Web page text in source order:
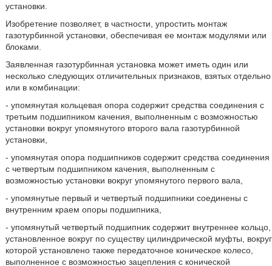
установки.
Изобретение позволяет, в частности, упростить монтаж
газотурбинной установки, обеспечивая ее монтаж модулями или
блоками.
Заявленная газотурбинная установка может иметь один или
несколько следующих отличительных признаков, взятых отдельно
или в комбинации:
- упомянутая кольцевая опора содержит средства соединения с
третьим подшипником качения, выполненным с возможностью
установки вокруг упомянутого второго вала газотурбинной
установки,
- упомянутая опора подшипников содержит средства соединения
с четвертым подшипником качения, выполненным с
возможностью установки вокруг упомянутого первого вала,
- упомянутые первый и четвертый подшипники соединены с
внутренним краем опоры подшипника,
- упомянутый четвертый подшипник содержит внутреннее кольцо,
установленное вокруг по существу цилиндрической муфты, вокруг
которой установлено также передаточное коническое колесо,
выполненное с возможностью зацепления с конической